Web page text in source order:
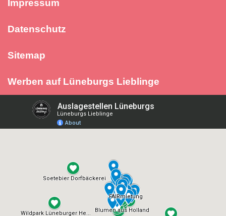
Impressum
Datenschutz
Sitemap
Werben auf Lüneburgs Lieblinge